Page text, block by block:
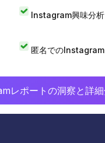
Instagram興味分析
匿名での
レポートの洞察と詳